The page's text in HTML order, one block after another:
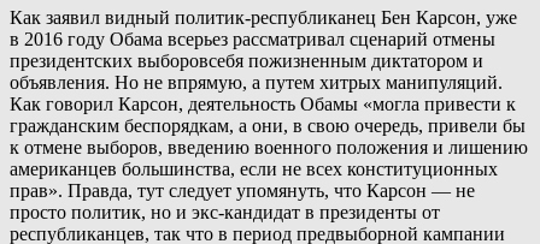
Как заявил видный политик-республиканец Бен Карсон, уже
в 2016 году Обама всерьез рассматривал сценарий отмены
президентских выборовсебя пожизненным диктатором и
объявления. Но не впрямую, а путем хитрых манипуляций.
Как говорил Карсон, деятельность Обамы «могла привести к
гражданским беспорядкам, а они, в свою очередь, привели бы
к отмене выборов, введению военного положения и лишению
американцев большинства, если не всех конституционных
прав». Правда, тут следует упомянуть, что Карсон — не
просто политик, но и экс-кандидат в президенты от
республиканцев, так что в период предвыборной кампании